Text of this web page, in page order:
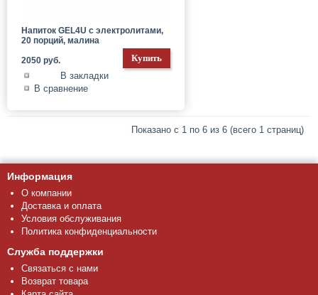
Напиток GEL4U с электролитами,
20 порций, малина
2050 руб.
В закладки
В сравнение
Показано с 1 по 6 из 6 (всего 1 страниц)
Информация
О компании
Доставка и оплата
Условия обслуживания
Политика конфиденциальности
Служба поддержки
Связаться с нами
Возврат товара